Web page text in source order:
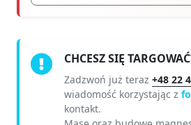
CHCESZ SIĘ
Zadzwoń już teraz +48 22
wiadomość korzystając z
kontakt.